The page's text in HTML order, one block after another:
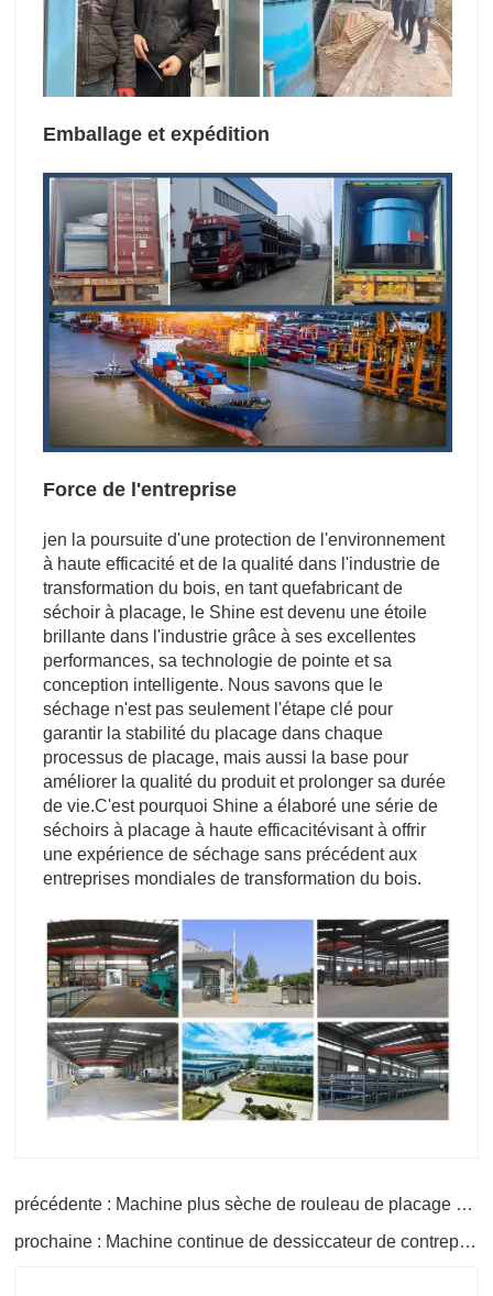
Emballage et expédition
Force de l'entreprise
jen la poursuite d'une protection de l'environnement
à haute efficacité et de la qualité dans l'industrie de
transformation du bois, en tant quefabricant de
séchoir à placage, le Shine est devenu une étoile
brillante dans l'industrie grâce à ses excellentes
performances, sa technologie de pointe et sa
conception intelligente. Nous savons que le
séchage n'est pas seulement l'étape clé pour
garantir la stabilité du placage dans chaque
processus de placage, mais aussi la base pour
améliorer la qualité du produit et prolonger sa durée
de vie.C'est pourquoi Shine a élaboré une série de
séchoirs à placage à haute efficacitévisant à offrir
une expérience de séchage sans précédent aux
entreprises mondiales de transformation du bois.
précédente : Machine plus sèche de rouleau de placage en bois d'efficacité de travail élevée
prochaine : Machine continue de dessiccateur de contreplaqué de dessiccateur de rouleau de placage de noyau de 4 couches